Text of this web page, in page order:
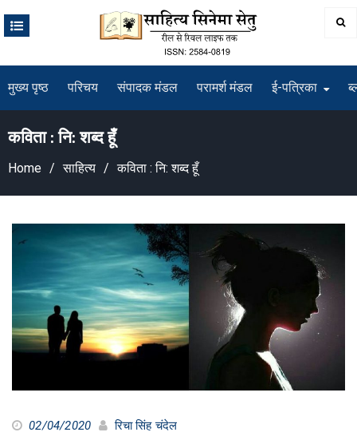
मुख्य पृष्ठ परिचय संपादक मंडल परामर्श मंडल ई-पत्रिका
कविता : नि: शब्द हूँ
Home साहित्य कविता : नि: शब्द हूँ
02/04/2020 रिचा सिंह चंदेल